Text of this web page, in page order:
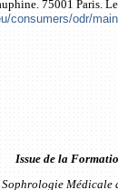
75001 Paris.
consumers/odr/
Issue de la
Sophrologie Médicale